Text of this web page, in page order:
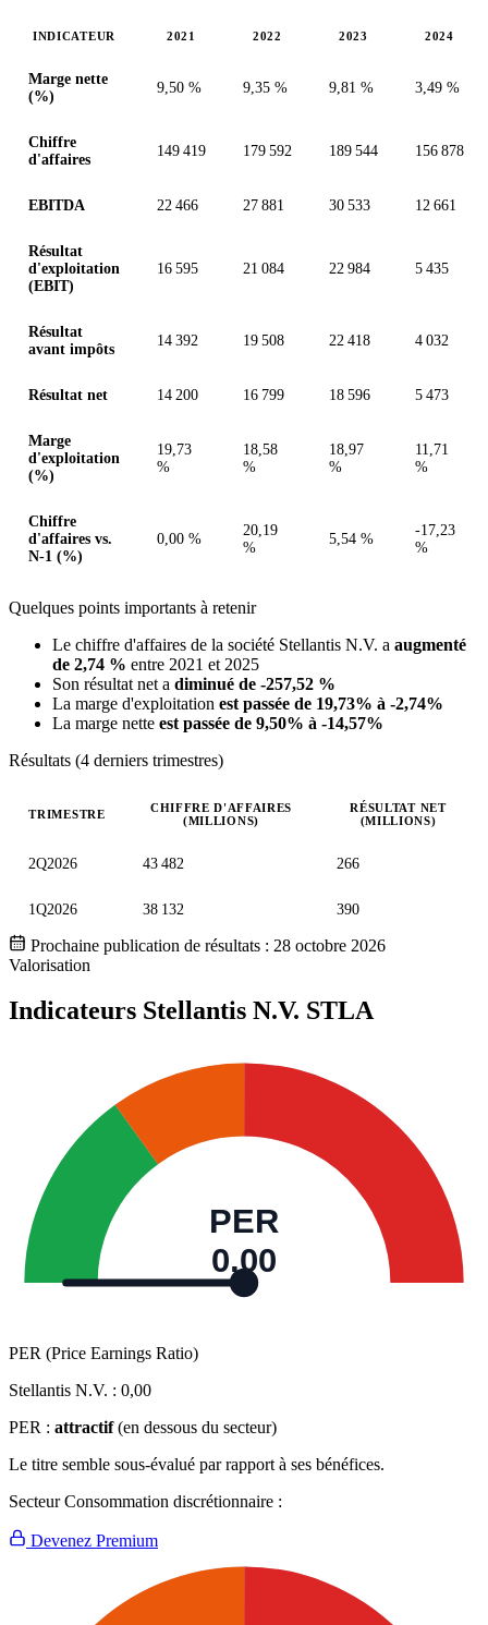
INDICATEUR 2021 2022 2023 2024
Marge nette
(%)
9,50 % 9,35 % 9,81 % 3,49 %
Chiffre
d'affaires
149 419 179 592 189 544 156 878
EBITDA 22 466 27 881 30 533 12 661
Résultat
d'exploitation
(EBIT)
16 595 21 084 22 984 5 435
Résultat
avant impôts
14 392 19 508 22 418 4 032
Résultat net 14 200 16 799 18 596 5 473
Marge
d'exploitation
(%)
19,73
%
18,58
%
18,97
%
11,71
%
Chiffre
d'affaires vs.
N-1 (%)
0,00 %
20,19
%
5,54 %
-17,23
%
Quelques points importants à retenir
Le chiffre d'affaires de la société Stellantis N.V. a augmenté
de 2,74 % entre 2021 et 2025
Son résultat net a diminué de -257,52 %
La marge d'exploitation est passée de 19,73% à -2,74%
La marge nette est passée de 9,50% à -14,57%
Résultats (4 derniers trimestres)
TRIMESTRE
CHIFFRE D'AFFAIRES
(MILLIONS)
RÉSULTAT NET
(MILLIONS)
2Q2026 43 482 266
1Q2026 38 132 390
Prochaine publication de résultats : 28 octobre 2026
Valorisation
Indicateurs Stellantis N.V. STLA
PER
0,00
PER (Price Earnings Ratio)
Stellantis N.V. : 0,00
PER : attractif (en dessous du secteur)
Le titre semble sous-évalué par rapport à ses bénéfices.
Secteur Consommation discrétionnaire :
Devenez Premium